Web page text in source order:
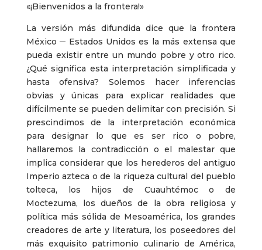
«¡Bienvenidos a la frontera!»
La versión más difundida dice que la frontera
México ─ Estados Unidos es la más extensa que
pueda existir entre un mundo pobre y otro rico.
¿Qué significa esta interpretación simplificada y
hasta ofensiva? Solemos hacer inferencias
obvias y únicas para explicar realidades que
difícilmente se pueden delimitar con precisión. Si
prescindimos de la interpretación económica
para designar lo que es ser rico o pobre,
hallaremos la contradicción o el malestar que
implica considerar que los herederos del antiguo
Imperio azteca o de la riqueza cultural del pueblo
tolteca, los hijos de Cuauhtémoc o de
Moctezuma, los dueños de la obra religiosa y
política más sólida de Mesoamérica, los grandes
creadores de arte y literatura, los poseedores del
más exquisito patrimonio culinario de América,